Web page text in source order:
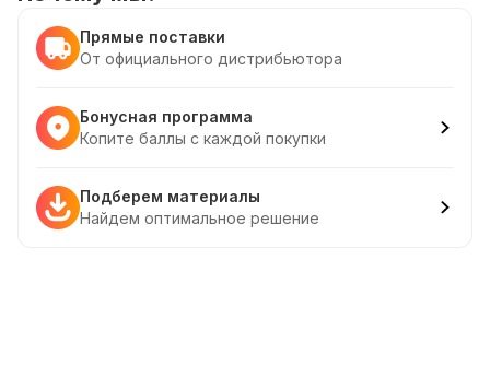
Прямые поставки
От официального дистрибьютора
Бонусная программа
Копите баллы с каждой покупки
Подберем материалы
Найдем оптимальное решение